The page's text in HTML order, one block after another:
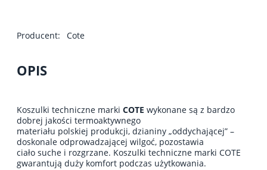
Producent: Cote
OPIS
Koszulki techniczne marki COTE wykonane są z bardzo
dobrej jakości termoaktywnego
materiału polskiej produkcji, dzianiny „oddychającej” –
doskonale odprowadzającej wilgoć, pozostawia
ciało suche i rozgrzane. Koszulki techniczne marki COTE
gwarantują duży komfort podczas użytkowania.